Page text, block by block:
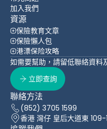
加入我們
資源
保險教育文章
保險懶人包
港漂保险攻略
如需要幫助，請留低聯絡資料
立即查詢
聯絡方法
(852) 3705 1599
香港 灣仔 皇后大道東 109-